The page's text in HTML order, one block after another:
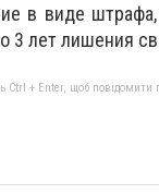
в виде
3 лет лишения
Ctrl + Enter, щоб повідомити